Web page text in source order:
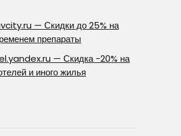
— Скидки до 25% на
препараты
— Скидка -20% на
и иного жилья